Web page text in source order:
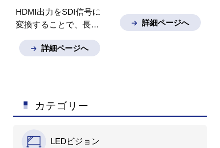
カテゴリー
LEDビジョン
HDMI出力をSDI信号に
変換することで、長距
離伝送が可能になりま
す。HDMI信号をSDI対
由で伝送できます。
詳細ページへ
詳細ページへ